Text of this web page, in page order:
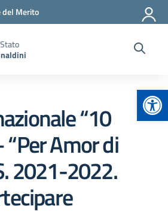
Merito
“10
Amor di
2021-2022.